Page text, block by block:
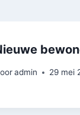
admin 29 mei